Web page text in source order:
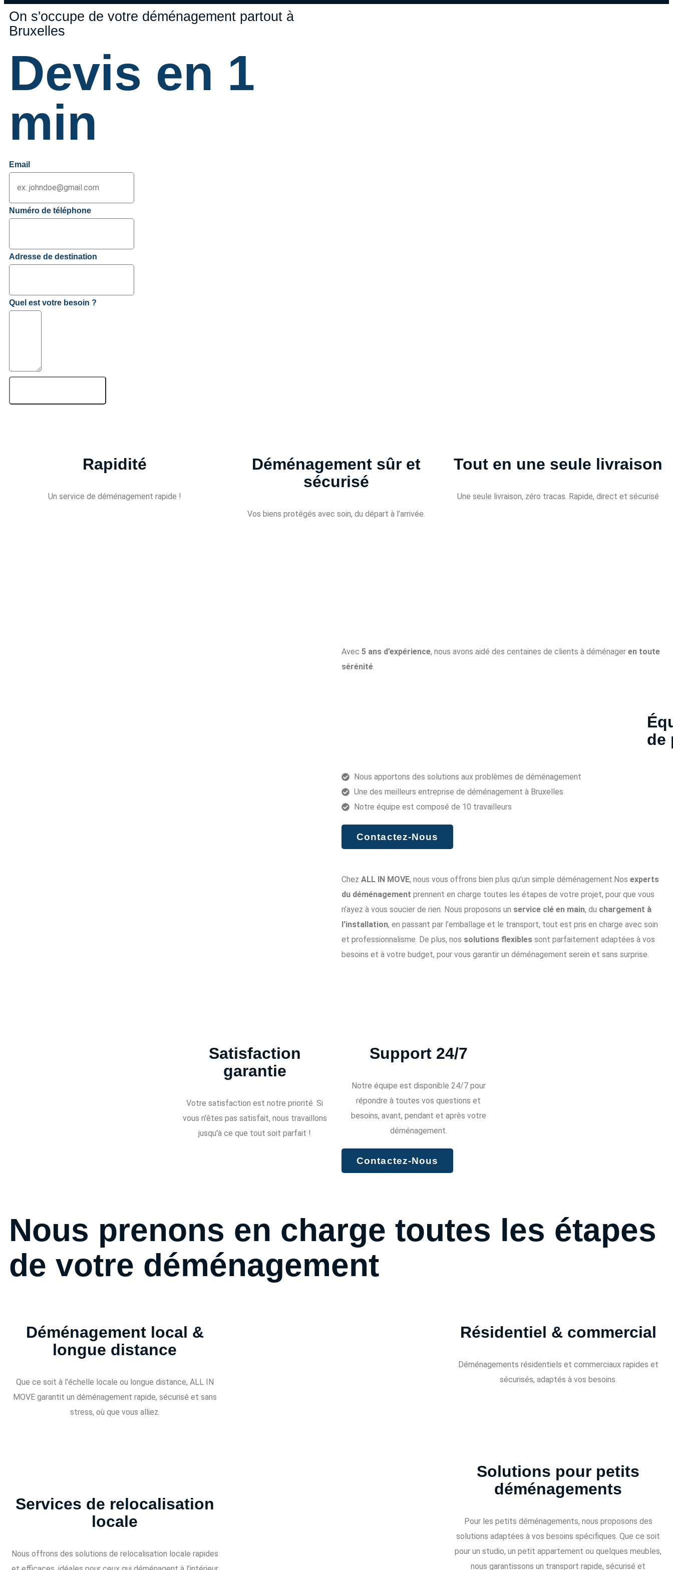
On s'occupe de votre déménagement partout à
Bruxelles
Devis en 1
min
Email
Numéro de téléphone
Adresse de destination
Quel est votre besoin ?
Rapidité
Un service de déménagement rapide !
Déménagement sûr et
sécurisé
Vos biens protégés avec soin, du départ à l’arrivée.
Tout en une seule livraison
Une seule livraison, zéro tracas. Rapide, direct et sécurisé
Avec 5 ans d’expérience, nous avons aidé des centaines de clients à déménager en toute
sérénité.
de
Nous apportons des solutions aux problèmes de déménagement
Une des meilleurs entreprise de déménagement à Bruxelles
Notre équipe est composé de 10 travailleurs
Contactez-Nous
Chez ALL IN MOVE, nous vous offrons bien plus qu’un simple déménagement.Nos experts
du déménagement prennent en charge toutes les étapes de votre projet, pour que vous
n’ayez à vous soucier de rien. Nous proposons un service clé en main, du chargement à
l’installation, en passant par l’emballage et le transport, tout est pris en charge avec soin
et professionnalisme. De plus, nos solutions flexibles sont parfaitement adaptées à vos
besoins et à votre budget, pour vous garantir un déménagement serein et sans surprise.
Satisfaction
garantie
Votre satisfaction est notre priorité. Si
vous n'êtes pas satisfait, nous travaillons
jusqu'à ce que tout soit parfait !
Support 24/7
Notre équipe est disponible 24/7 pour
répondre à toutes vos questions et
besoins, avant, pendant et après votre
déménagement.
Contactez-Nous
Nous prenons en charge toutes les étapes
de votre déménagement
Déménagement local &
longue distance
Que ce soit à l'échelle locale ou longue distance, ALL IN
MOVE garantit un déménagement rapide, sécurisé et sans
stress, où que vous alliez.
Services de relocalisation
locale
Nous offrons des solutions de relocalisation locale rapides
Résidentiel & commercial
Déménagements résidentiels et commerciaux rapides et
sécurisés, adaptés à vos besoins.
Solutions pour petits
déménagements
Pour les petits déménagements, nous proposons des
solutions adaptées à vos besoins spécifiques. Que ce soit
pour un studio, un petit appartement ou quelques meubles,
nous garantissons un transport rapide, sécurisé et